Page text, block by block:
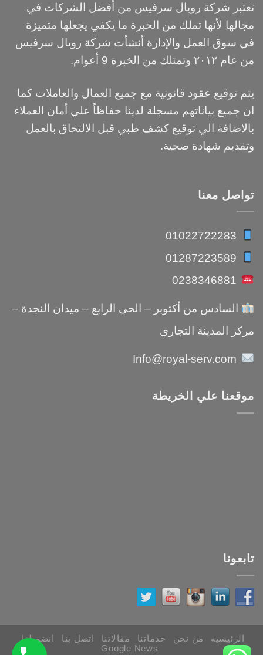
تعتبر شركة رويال سرفيس من أفضل الشركات في
مجالها لأنها تملك من الخبرة ما يكفي يجعلها متميزة
في سوق العمل والإدارة أنشأت شركة رويال سرفيس
من عام ٢٠١٢ وتمتلك من الخبرة 9 أعوام.
يتم توقيع عقود قانونية مع جميع العمال والعاملات كما
ان جميع بياناتهم مسجلة لدينا حفاظاً علي أمان العملاء
بالاضافة الي توقيع كشف طبي قبل الالتحاق بالعمل
وتقديم شهادة صحية.
تواصل معنا
01022722283
01287223589
0238346881
السادس من أكتوبر – الحي الرابع – ميدان النجدة –
مركز المدينة التجاري
Info@royal-serv.com
موقعنا علي الخريطة
تابعونا
الرئيسية من نحن خدماتنا مقالاتنا اتصل بنا
انضم لنا
Google News